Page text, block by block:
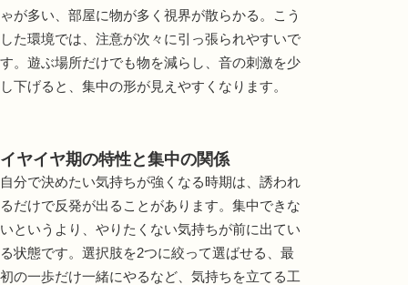
ゃが多い、部屋に物が多く視界が散らかる。こう
した環境では、注意が次々に引っ張られやすいで
す。遊ぶ場所だけでも物を減らし、音の刺激を少
し下げると、集中の形が見えやすくなります。
イヤイヤ期の特性と集中の関係
自分で決めたい気持ちが強くなる時期は、誘われ
るだけで反発が出ることがあります。集中できな
いというより、やりたくない気持ちが前に出てい
る状態です。選択肢を2つに絞って選ばせる、最
初の一歩だけ一緒にやるなど、気持ちを立てる工